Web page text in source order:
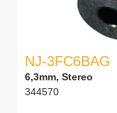
NJ-3FC6BAG
6,3mm, Stereo
344570